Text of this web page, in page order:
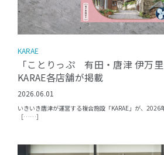
KARAE
「ことりっぷ 有田・唐津 伊万
KARAE各店舗が掲載
2026.06.01
いきいき唐津が運営する複合施設「KARAE」が、
［……］